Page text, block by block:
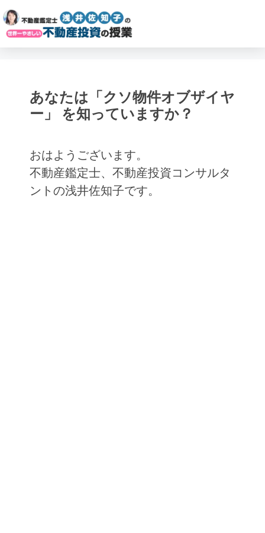
あなたは「クソ物件オブザイヤ
ー」 を知っていますか？
おはようございます。
不動産鑑定士、不動産投資コンサルタ
ントの浅井佐知子です。